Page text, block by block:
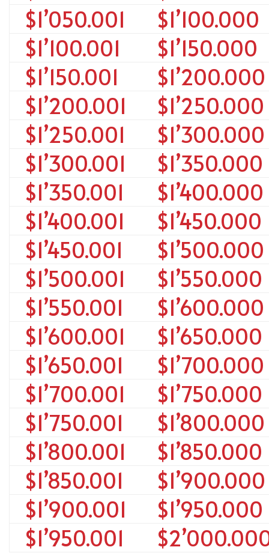
$1’050.001
$1’100.000
$1’100.001
$1’150.000
$1’150.001
$1’200.000
$1’200.001
$1’250.000
$1’250.001
$1’300.000
$1’300.001
$1’350.000
$1’350.001
$1’400.000
$1’400.001
$1’450.000
$1’450.001
$1’500.000
$1’500.001
$1’550.000
$1’550.001
$1’600.000
$1’600.001
$1’650.000
$1’650.001
$1’700.000
$1’700.001
$1’750.000
$1’750.001
$1’800.000
$1’800.001
$1’850.000
$1’850.001
$1’900.000
$1’900.001
$1’950.000
$1’950.001